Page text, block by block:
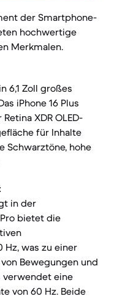
der Smartphone-
hochwertige
Merkmalen.
6,1 Zoll großes
iPhone 16 Plus
XDR OLED-
für Inhalte
Schwarztöne, hohe
in der
bietet die
Hz, was zu einer
Bewegungen und
verwendet eine
von 60 Hz. Beide